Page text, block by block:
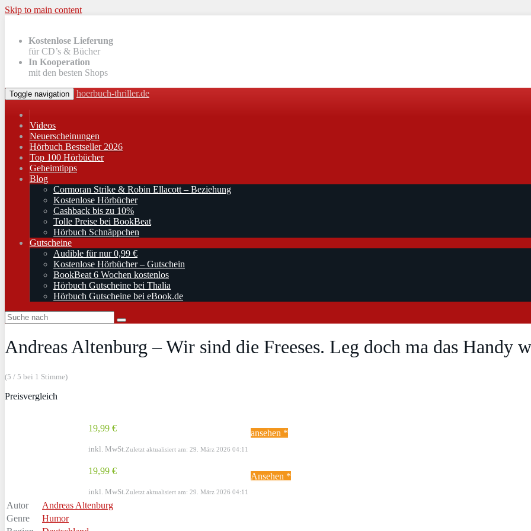
Skip to main content
Kostenlose Lieferung
für CD’s & Bücher
In Kooperation
mit den besten Shops
Toggle navigation hoerbuch-thriller.de
Videos
Neuerscheinungen
Hörbuch Bestseller 2026
Top 100 Hörbücher
Geheimtipps
Blog
Cormoran Strike & Robin Ellacott – Beziehung
Kostenlose Hörbücher
Cashback bis zu 10%
Tolle Preise bei BookBeat
Hörbuch Schnäppchen
Gutscheine
Audible für nur 0,99 €
Kostenlose Hörbücher – Gutschein
BookBeat 6 Wochen kostenlos
Hörbuch Gutscheine bei Thalia
Hörbuch Gutscheine bei eBook.de
Andreas Altenburg – Wir sind die Freeses. Leg doch ma das Handy
(5 / 5 bei 1 Stimme)
Preisvergleich
19,99 €
inkl. MwSt. Zuletzt aktualisiert am: 29. März 2026 04:11
ansehen *
19,99 €
inkl. MwSt. Zuletzt aktualisiert am: 29. März 2026 04:11
Ansehen *
Autor
Andreas Altenburg
Genre
Humor